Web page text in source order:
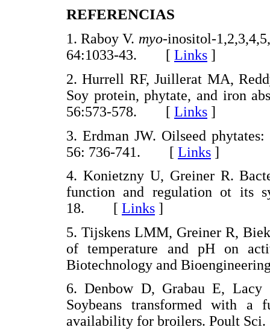
REFERENCIAS
1. Raboy V. myo-inositol-
64:1033-43. [ Links ]
2. Hurrell RF, Juillerat MA,
Soy protein, phytate, and iron
56:573-578. [ Links ]
3. Erdman JW. Oilseed
56: 736-741. [ Links ]
4. Konietzny U, Greiner R.
function and regulation ot its
18. [ Links ]
5. Tijskens LMM, Greiner R,
of temperature and pH on
Biotechnology and
6. Denbow D, Grabau E,
Soybeans transformed with a
availability for broilers. Poult